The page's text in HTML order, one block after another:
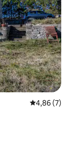
5 üzerinden
4,86 (7)